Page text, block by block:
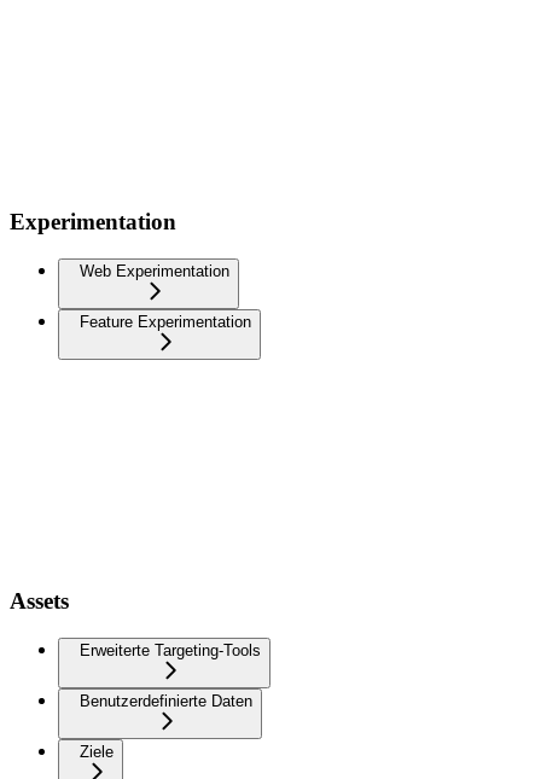
Experimentation
Web Experimentation
Feature Experimentation
Assets
Erweiterte Targeting-Tools
Benutzerdefinierte Daten
Ziele